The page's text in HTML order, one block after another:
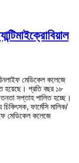
মেডিকেল কলেজে
হয়েছে। প্রতি বছর ১৮
সপ্তাহ পালিত হচ্ছে।
ফার্মেসি মালিক/
মেডিকেল কলেজে